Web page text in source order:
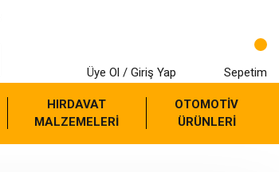
Üye Ol / Giriş Yap Sepetim
HIRDAVAT
MALZEMELERİ
OTOMOTİV
ÜRÜNLERİ